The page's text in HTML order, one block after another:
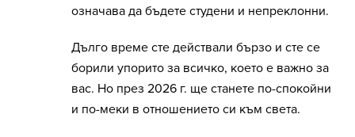
означава да бъдете студени и непреклонни.
Дълго време сте действали бързо и сте се
борили упорито за всичко, което е важно за
вас. Но през 2026 г. ще станете по-спокойни
и по-меки в отношението си към света.